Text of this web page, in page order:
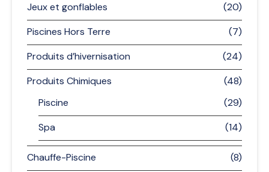
Jeux et gonflables
(20)
Piscines Hors Terre
(7)
Produits d’hivernisation
(24)
Produits Chimiques
(48)
Piscine
(29)
Spa
(14)
Chauffe-Piscine
(8)